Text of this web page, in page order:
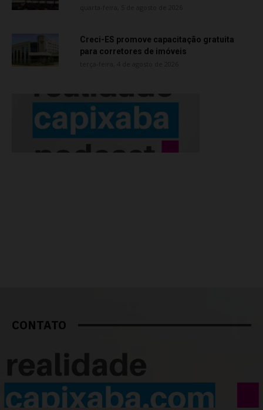
Creci-ES promove capacitação gratuita
para corretores de imóveis
CONTATO